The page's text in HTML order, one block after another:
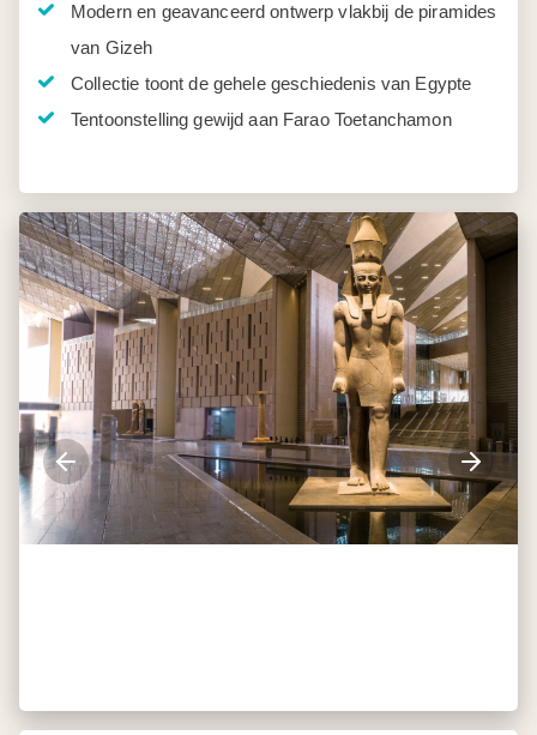
Modern en geavanceerd ontwerp vlakbij de piramides
van Gizeh
Collectie toont de gehele geschiedenis van Egypte
Tentoonstelling gewijd aan Farao Toetanchamon